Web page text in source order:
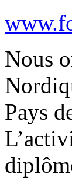
Nous
Pays